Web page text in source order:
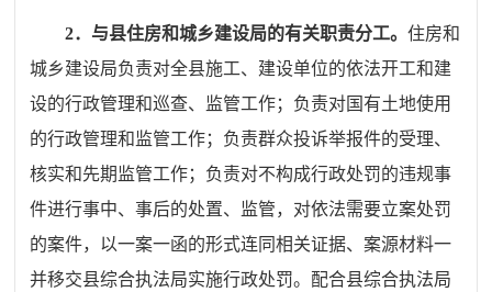
2．与县住房和城乡建设局的有关职责分工。住房和
城乡建设局负责对全县施工、建设单位的依法开工和建
设的行政管理和巡查、监管工作；负责对国有土地使用
的行政管理和监管工作； 负责群众投诉举报件的受理、
核实和先期监管工作；负责对不构成行政处罚的违规事
件进行事中、事后的处置、监管，对依法需要立案处罚
的案件，以一案一函的形式连同相关证据、案源材料一
并移交县综合执法局实施行政处罚。配合县综合执法局